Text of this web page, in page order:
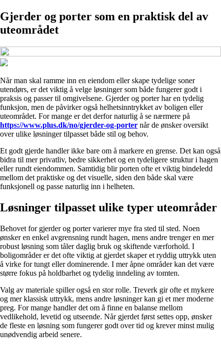
Gjerder og porter som en praktisk del av
uteområdet
Når man skal ramme inn en eiendom eller skape tydelige soner
utendørs, er det viktig å velge løsninger som både fungerer godt i
praksis og passer til omgivelsene. Gjerder og porter har en tydelig
funksjon, men de påvirker også helhetsinntrykket av boligen eller
uteområdet. For mange er det derfor naturlig å se nærmere på
https://www.plus.dk/no/gjerder-og-porter når de ønsker oversikt
over ulike løsninger tilpasset både stil og behov.
Et godt gjerde handler ikke bare om å markere en grense. Det kan også
bidra til mer privatliv, bedre sikkerhet og en tydeligere struktur i hagen
eller rundt eiendommen. Samtidig blir porten ofte et viktig bindeledd
mellom det praktiske og det visuelle, siden den både skal være
funksjonell og passe naturlig inn i helheten.
Løsninger tilpasset ulike typer uteområder
Behovet for gjerder og porter varierer mye fra sted til sted. Noen
ønsker en enkel avgrensning rundt hagen, mens andre trenger en mer
robust løsning som tåler daglig bruk og skiftende værforhold. I
boligområder er det ofte viktig at gjerdet skaper et ryddig uttrykk uten
å virke for tungt eller dominerende. I mer åpne områder kan det være
større fokus på holdbarhet og tydelig inndeling av tomten.
Valg av materiale spiller også en stor rolle. Treverk gir ofte et mykere
og mer klassisk uttrykk, mens andre løsninger kan gi et mer moderne
preg. For mange handler det om å finne en balanse mellom
vedlikehold, levetid og utseende. Når gjerdet først settes opp, ønsker
de fleste en løsning som fungerer godt over tid og krever minst mulig
unødvendig arbeid senere.